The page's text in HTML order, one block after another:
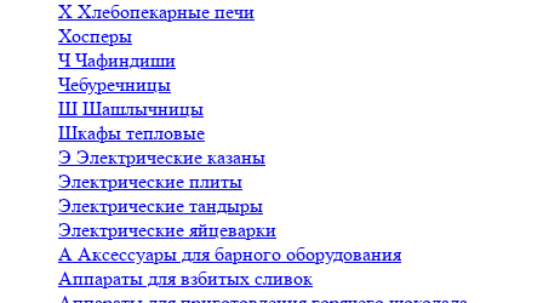
Х Хлебопекарные печи
Хосперы
ЧЧафиндиши
Чебуречницы
Ш Шашлычницы
Шкафы тепловые
Э Электрические казаны
Электрические плиты
Электрические тандыры
Электрические яйцеварки
А Аксессуары для барного оборудования
Аппараты для взбитых сливок